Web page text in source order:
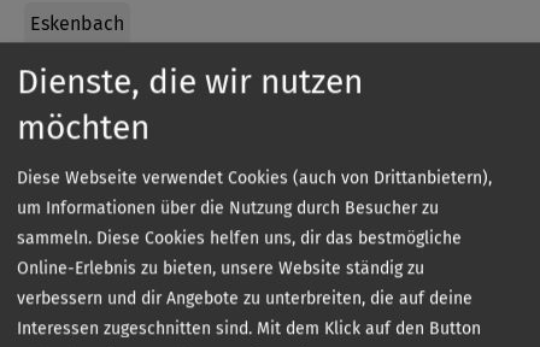
Eskenbach
Kettbach
Mühlenbach
Fischereiverein Marl
Lippe
Lippeweiher
Dienste, die wir nutzen
möchten
Diese Webseite verwendet Cookies (auch von Drittanbietern),
um Informationen über die Nutzung durch Besucher zu
sammeln. Diese Cookies helfen uns, dir das bestmögliche
Online-Erlebnis zu bieten, unsere Website ständig zu
verbessern und dir Angebote zu unterbreiten, die auf deine
Interessen zugeschnitten sind. Mit dem Klick auf den Button